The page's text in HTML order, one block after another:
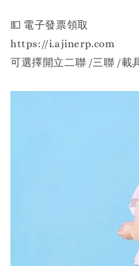
💵 電子發票領取
https://i.ajinerp.com
可選擇開立二聯 /三聯 /載